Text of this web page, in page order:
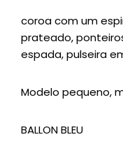
coroa com um
prateado,
espada, pulseira
Modelo pequeno,
BALLON BLEU